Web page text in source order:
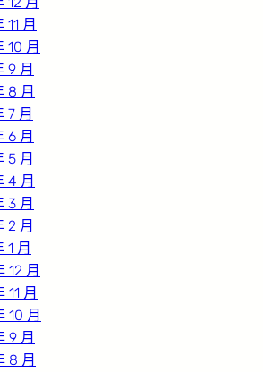
月
10 月
9 月
8 月
7 月
6 月
5 月
4 月
3 月
2 月
1 月
12 月
月
10 月
9 月
8 月